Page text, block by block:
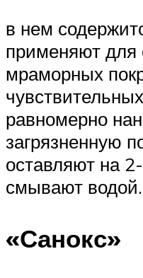
в нем
применяют для
мраморных
равномерно
загрязненную
оставляют на
смывают водой.
«Санокс»